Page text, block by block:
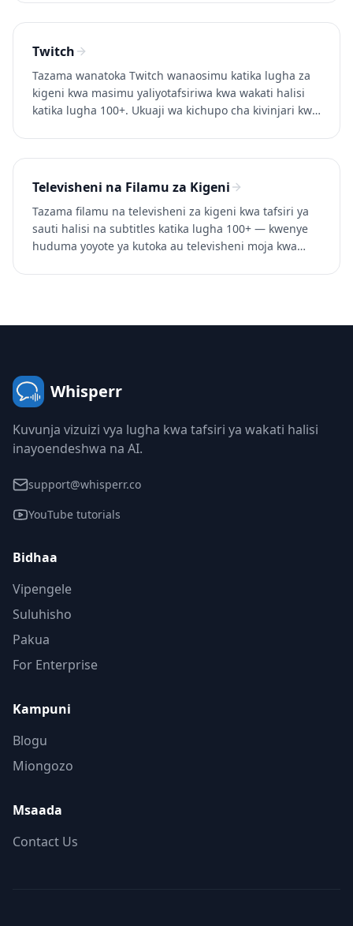
Twitch
Tazama wanatoka Twitch wanaosimu katika lugha za
kigeni kwa masimu yaliyotafsiriwa kwa wakati halisi
katika lugha 100+. Ukuaji wa kichupo cha kivinjari kwa
Televisheni na Filamu za Kigeni
Tazama filamu na televisheni za kigeni kwa tafsiri ya
sauti halisi na subtitles katika lugha 100+ — kwenye
huduma yoyote ya kutoka au televisheni moja kwa
Whisperr
Kuvunja vizuizi vya lugha kwa tafsiri ya wakati halisi
inayoendeshwa na AI.
support@whisperr.co
YouTube tutorials
Bidhaa
Vipengele
Suluhisho
Pakua
For Enterprise
Kampuni
Blogu
Miongozo
Msaada
Contact Us